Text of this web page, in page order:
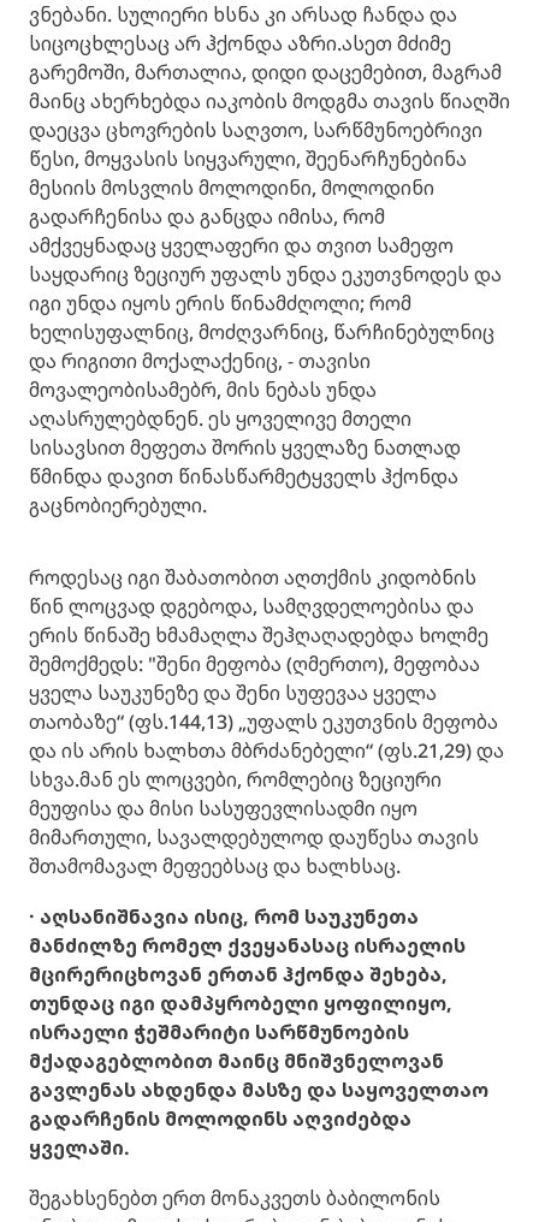
ვნებანი. სულიერი ხსნა კი არსად ჩანდა და
სიცოცხლესაც არ ჰქონდა აზრი.ასეთ მძიმე
გარემოში, მართალია, დიდი დაცემებით, მაგრამ
მაინც ახერხებდა იაკობის მოდგმა თავის წიაღში
დაეცვა ცხოვრების საღვთო, სარწმუნოებრივი
წესი, მოყვასის სიყვარული, შეენარჩუნებინა
მესიის მოსვლის მოლოდინი, მოლოდინი
გადარჩენისა და განცდა იმისა, რომ
ამქვეყნადაც ყველაფერი და თვით სამეფო
საყდარიც ზეციურ უფალს უნდა ეკუთვნოდეს და
იგი უნდა იყოს ერის წინამძღოლი; რომ
ხელისუფალნიც, მოძღვარნიც, წარჩინებულნიც
და რიგითი მოქალაქენიც, - თავისი
მოვალეობისამებრ, მის ნებას უნდა
აღასრულებდნენ. ეს ყოველივე მთელი
სისავსით მეფეთა შორის ყველაზე ნათლად
წმინდა დავით წინასწარმეტყველს ჰქონდა
გაცნობიერებული.
როდესაც იგი შაბათობით აღთქმის კიდობნის
წინ ლოცვად დგებოდა, სამღვდელოებისა და
ერის წინაშე ხმამაღლა შეჰღაღადებდა ხოლმე
შემოქმედს: "შენი მეფობა (ღმერთო), მეფობაა
ყველა საუკუნეზე და შენი სუფევაა ყველა
თაობაზე“ (ფს.144,13) „უფალს ეკუთვნის მეფობა
და ის არის ხალხთა მბრძანებელი“ (ფს.21,29) და
სხვა.მან ეს ლოცვები, რომლებიც ზეციური
მეუფისა და მისი სასუფევლისადმი იყო
მიმართული, სავალდებულოდ დაუწესა თავის
შთამომავალ მეფეებსაც და ხალხსაც.
· აღსანიშნავია ისიც, რომ საუკუნეთა
მანძილზე რომელ ქვეყანასაც ისრაელის
მცირერიცხოვან ერთან ჰქონდა შეხება,
თუნდაც იგი დამპყრობელი ყოფილიყო,
ისრაელი ჭეშმარიტი სარწმუნოების
მქადაგებლობით მაინც მნიშვნელოვან
გავლენას ახდენდა მასზე და საყოველთაო
გადარჩენის მოლოდინს აღვიძებდა
ყველაში.
შეგახსენებთ ერთ მონაკვეთს ბაბილონის